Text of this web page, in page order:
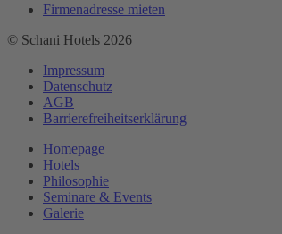
Firmenadresse mieten
© Schani Hotels 2026
Impressum
Datenschutz
AGB
Barrierefreiheitserklärung
Homepage
Hotels
Philosophie
Seminare & Events
Galerie